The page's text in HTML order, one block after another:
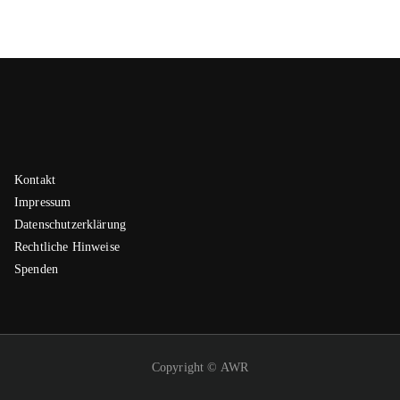
Kontakt
Impressum
Datenschutzerklärung
Rechtliche Hinweise
Spenden
Copyright © AWR